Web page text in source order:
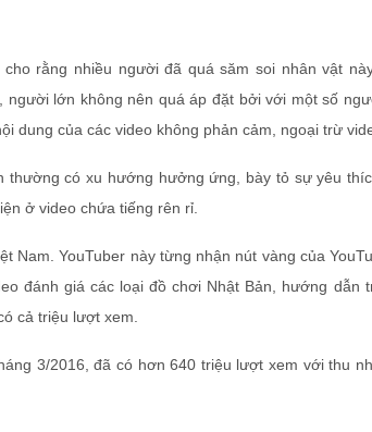
rằng nhiều người đã quá săm soi nhân vật
người lớn không nên quá áp đặt bởi với một số
dung của các video không phản cảm, ngoại trừ
thường có xu hướng hưởng ứng, bày tỏ sự yêu
ở video chứa tiếng rên rỉ.
Nam. YouTuber này từng nhận nút vàng của
đánh giá các loại đồ chơi Nhật Bản, hướng dẫn
cả triệu lượt xem.
3/2016, đã có hơn 640 triệu lượt xem với thu